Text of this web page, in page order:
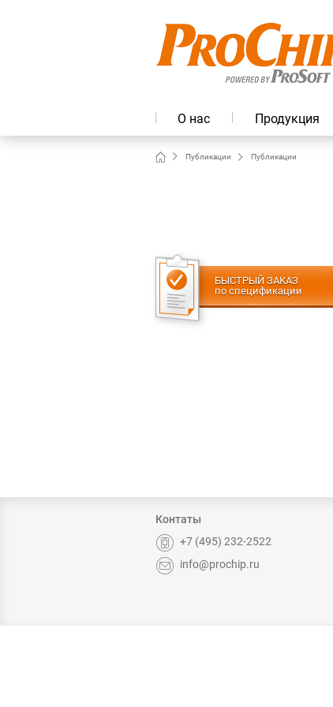
О нас Продукция
Публикации Публикации
БЫСТРЫЙ ЗАКАЗ
по спецификации
Контаты
+7 (495) 232-2522
info@prochip.ru